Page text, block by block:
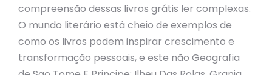
compreensão dessas livros grátis ler complexas.
O mundo literário está cheio de exemplos de
como os livros podem inspirar crescimento e
transformação pessoais, e este não Geografia